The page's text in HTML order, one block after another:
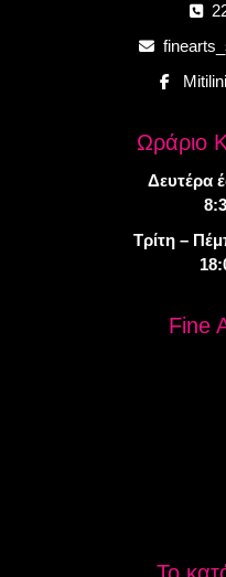
Ωράριο
Δευτέρα
Τρίτη –
Fine